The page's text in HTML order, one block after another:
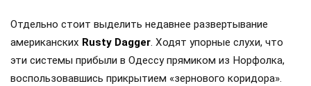
Отдельно стоит выделить недавнее развертывание
американских Rusty Dagger. Ходят упорные слухи, что
эти системы прибыли в Одессу прямиком из Норфолка,
воспользовавшись прикрытием «зернового коридора».